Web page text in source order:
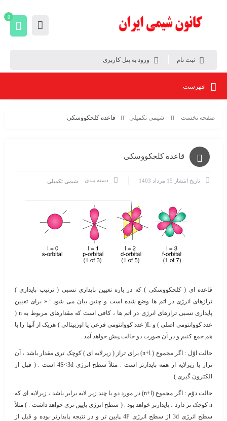
ثبت نام ورود به پنل کاربری
0
فهرست
صفحه نخست شیمی تکمیلی قاعده کلچکووسکی
قاعده کلچکووسکی
تاریخ انتشار 15 مرداد 1403 دسته بندی شیمی تکمیلی
قاعده ای ( کلچکووسکی ) که در باره تعیین پایداری نسبی ( ترتیب پایداری )
ترازهای انرژی در اتم ها وضع شده است و چنین بیان می شود : « برای تعیین
پایداری نسبی ترازهای انرژی در اتم ها ، کافی است که مقدارهای مربوط به n (
عدد کووانتومی اصلی ) و L( عدد کووانتومی فرعی یا اوربیتالی ) هریک از آنها را با
هم جمع کنیم و در آن صورت دو حالت پیش خواهد آمد .
حالت اوّل : اگر مجموع ( n+l) برای تراز ( زیرلایه ای ) کوچک تری مقدار باشد ، آن
تراز یا زیرلایه از همه پایدارتر است . مثلاً سطح انرژی 4S<3d است . ( قبل از
الکترون گیری )
حالت دوّم : اگر مجموع (n+l) در مورد دو یا چند زیر لایه برابر باشد ، زیرلایه ای که
n کوچک تر دارد ، پایدارتر خواهد بود . ( سطح انرژی پایین تری خواهد داشت . ) مثلاً
سطح انرژی 3d از سطح انرژی 4P پایین تر و در نتیجه پایدارتر بوده و قبل از